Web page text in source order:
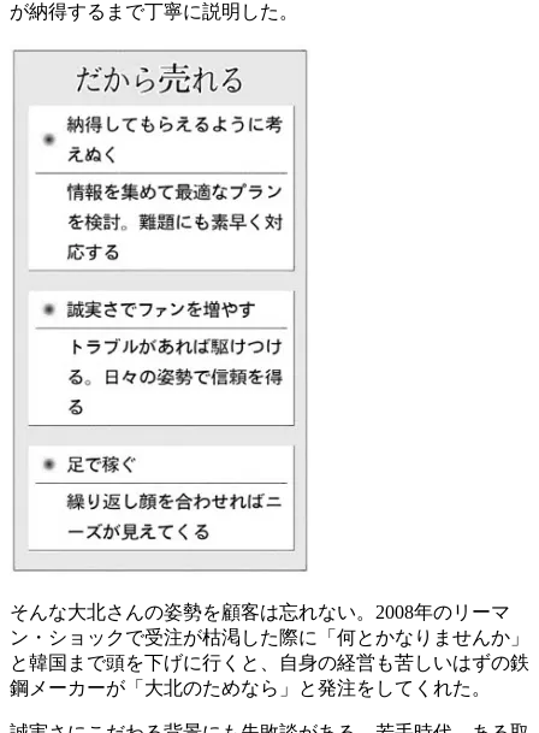
が納得するまで丁寧に説明した。
そんな大北さんの姿勢を顧客は忘れない。2008年のリーマ
ン・ショックで受注が枯渇した際に「何とかなりませんか」
と韓国まで頭を下げに行くと、自身の経営も苦しいはずの鉄
鋼メーカーが「大北のためなら」と発注をしてくれた。